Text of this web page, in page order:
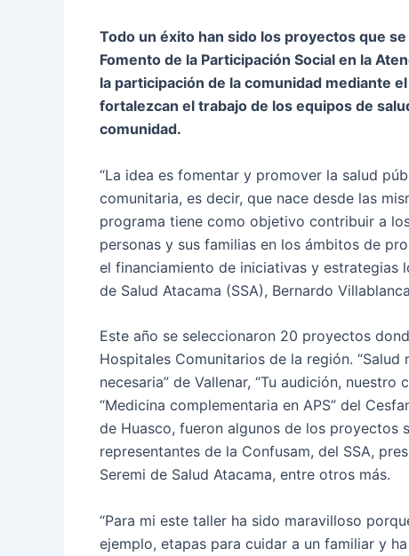
Todo un éxito han sido los proyectos que
Fomento de la Participación Social en la
la participación de la comunidad mediante
fortalezcan el trabajo de los equipos de
comunidad.
“La idea es fomentar y promover la salud
comunitaria, es decir, que nace desde las
programa tiene como objetivo contribuir a
personas y sus familias en los ámbitos de
el financiamiento de iniciativas y estrategias
de Salud Atacama (SSA), Bernardo
Este año se seleccionaron 20 proyectos
Hospitales Comunitarios de la región.
necesaria” de Vallenar, “Tu audición,
“Medicina complementaria en APS” del
de Huasco, fueron algunos de los proyectos
representantes de la Confusam, del SSA,
Seremi de Salud Atacama, entre otros más.
“Para mi este taller ha sido maravilloso
ejemplo, etapas para cuidar a un familiar y